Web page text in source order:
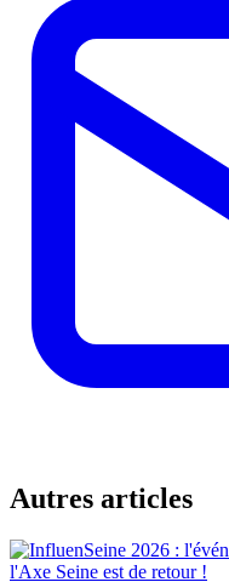
Autres articles